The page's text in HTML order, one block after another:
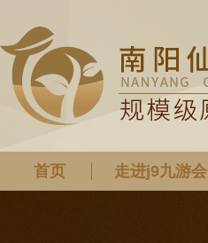
首页 走进j9九游会